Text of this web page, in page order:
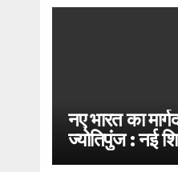
नए भारत का
ज्योतिपुंज : नई
2020